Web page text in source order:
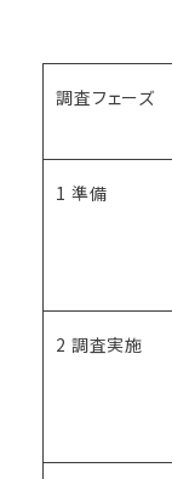
調査フェーズ
1 準備
2 調査実施